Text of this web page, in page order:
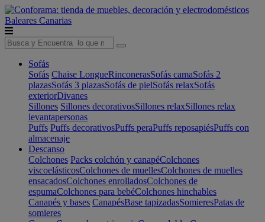
Baleares Canarias
Sofás
Sofás Chaise LongueRinconerasSofás camaSofás 2
plazasSofás 3 plazasSofás de pielSofás relaxSofás
exteriorDivanes
Sillones Sillones decorativosSillones relaxSillones relax
levantapersonas
Puffs Puffs decorativosPuffs peraPuffs reposapiésPuffs con
almacenaje
Descanso
Colchones Packs colchón y canapéColchones
viscoelásticosColchones de muellesColchones de muelles
ensacadosColchones enrolladosColchones de
espumaColchones para bebéColchones hinchables
Canapés y bases CanapésBase tapizadasSomieresPatas de
somieres